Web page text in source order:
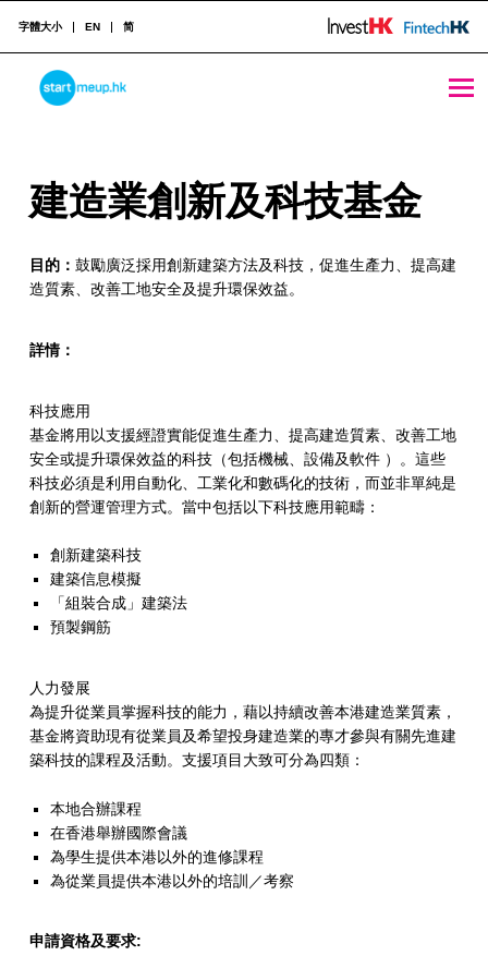
建造業創新及科技基金 - StartmeupHK
STARTMEUPHK
STARTMEUPHK FESTIVAL IS THE LEADING STARTUP AND INNOVATION CONFERENCE EVENT IN HONG KONG
字體大小 EN 简
建
業
新
及
科
技
基
金
建造業創新及科技基金
目的： 鼓勵廣泛採用創新建築方法及科技，促進生產力、提高建
造質素、改善工地安全及提升環保效益。
詳情：
科技應用
基金將用以支援經證實能促進生產力、提高建造質素、改善工地
安全或提升環保效益的科技（包括機械、設備及軟件 ）。這些
科技必須是利用自動化、工業化和數碼化的技術，而並非單純是
創新的營運管理方式。當中包括以下科技應用範疇：
創新建築科技
建築信息模擬
「組裝合成」建築法
預製鋼筋
人力發展
為提升從業員掌握科技的能力，藉以持續改善本港建造業質素，
基金將資助現有從業員及希望投身建造業的專才參與有關先進建
築科技的課程及活動。支援項目大致可分為四類：
本地合辦課程
在香港舉辦國際會議
為學生提供本港以外的進修課程
為從業員提供本港以外的培訓／考察
申請資格及要求: